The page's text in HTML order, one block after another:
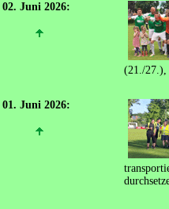
02. Juni 2026:
(21./27.),
01. Juni 2026: